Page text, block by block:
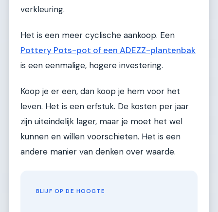
verkleuring.
Het is een meer cyclische aankoop. Een
Pottery Pots-pot of een ADEZZ-plantenbak
is een eenmalige, hogere investering.
Koop je er een, dan koop je hem voor het
leven. Het is een erfstuk. De kosten per jaar
zijn uiteindelijk lager, maar je moet het wel
kunnen en willen voorschieten. Het is een
andere manier van denken over waarde.
BLIJF OP DE HOOGTE